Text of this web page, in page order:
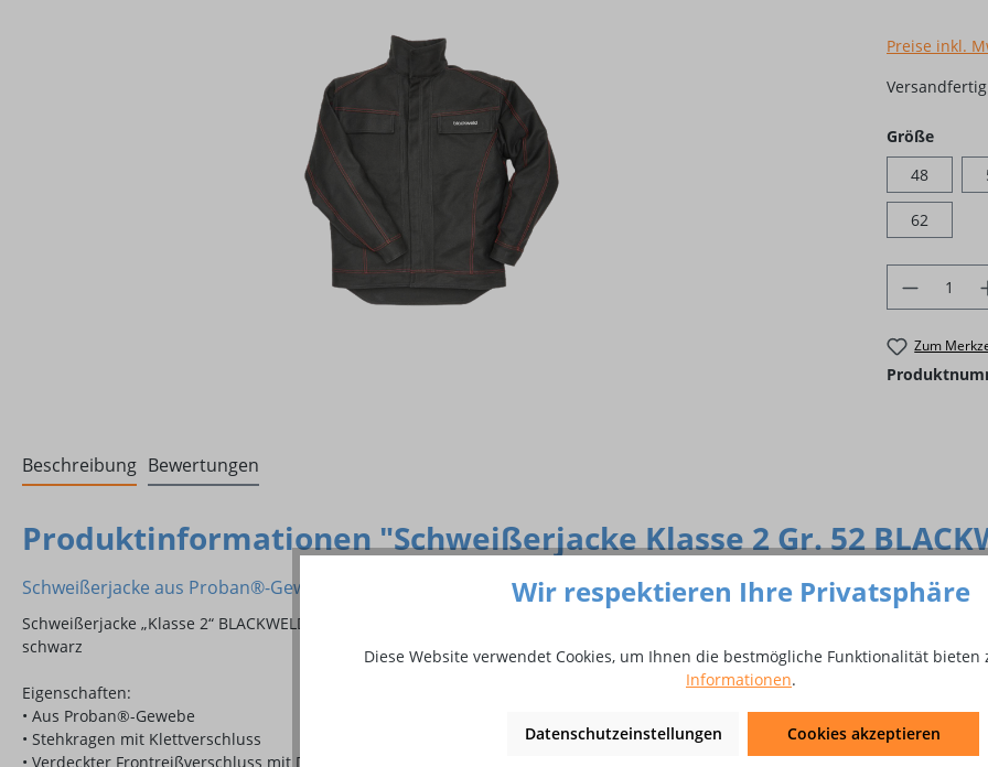
Preise inkl.
Größe
48
62
Zum
Beschreibung Bewertungen
Produktinformationen "Schweißerjacke Klasse 2 Gr. 52
Schweißerjacke aus Proban®-Gewebe 460 gr.
Schweißerjacke „Klasse 2“ BLACKWELD,
schwarz
Eigenschaften:
• Aus Proban®-Gewebe
• Stehkragen mit Klettverschluss
• Verdeckter Frontreißverschluss mit Druckknopf am Bundabschluss
Wir respektieren Ihre Privatsphäre
Diese Website verwendet Cookies, um Ihnen die bestmögliche Funktionalität bieten
Informationen.
Datenschutzeinstellungen Cookies akzeptieren